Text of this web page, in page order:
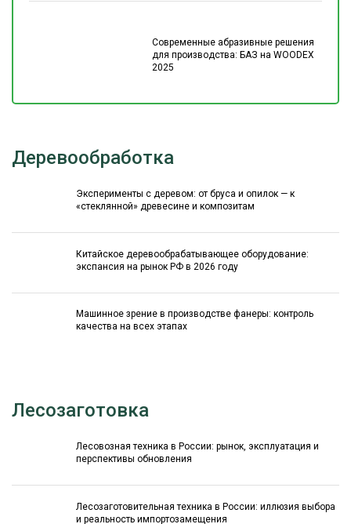
Современные абразивные решения
для производства: БАЗ на WOODEX
2025
Деревообработка
Эксперименты с деревом: от бруса и опилок — к
«стеклянной» древесине и композитам
Китайское деревообрабатывающее оборудование:
экспансия на рынок РФ в 2026 году
Машинное зрение в производстве фанеры: контроль
качества на всех этапах
Лесозаготовка
Лесовозная техника в России: рынок, эксплуатация и
перспективы обновления
Лесозаготовительная техника в России: иллюзия выбора
и реальность импортозамещения